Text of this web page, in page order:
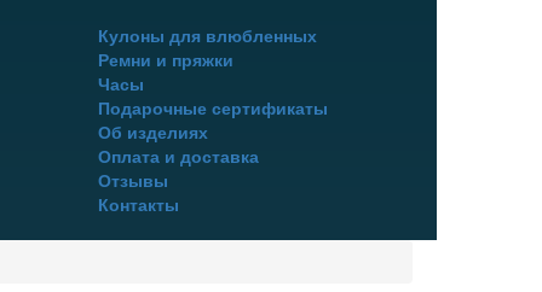
Кулоны для влюбленных
Ремни и пряжки
Часы
Подарочные сертификаты
Об изделиях
Оплата и доставка
Отзывы
Контакты